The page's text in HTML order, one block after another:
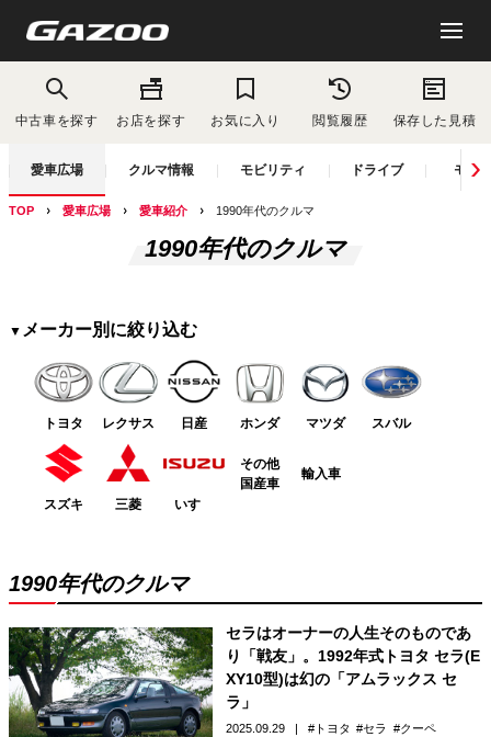
中古車を探す お店を探す お気に入り 閲覧履歴 保存した見積
愛車広場 クルマ情報 モビリティ ドライブ モー
TOP 愛車広場 愛車紹介 1990年代のクルマ
1990年代のクルマ
メーカー別に絞り込む
トヨタ レクサス 日産 ホンダ マツダ スバル
スズキ 三菱 いすゞ
その他
国産車
輸入車
1990年代のクルマ
セラはオーナーの人生そのものであ
り「戦友」。1992年式トヨタ セラ(E
XY10型)は幻の「アムラックス セ
ラ」
2025.09.29 トヨタ セラ クーペ